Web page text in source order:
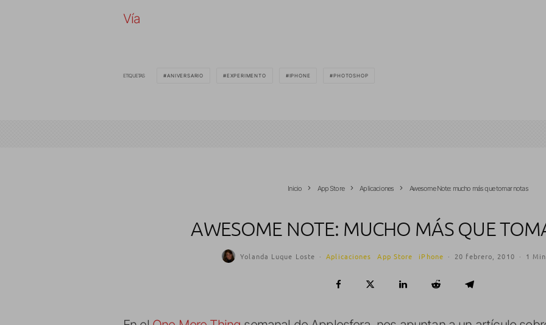
Vía
ETIQUETAS ANIVERSARIO EXPERIMENTO IPHONE PHOTOSHOP
Inicio App Store Aplicaciones Awesome Note: mucho más que tomar notas
AWESOME NOTE: MUCHO MÁS QUE
Yolanda Luque Loste · Aplicaciones App Store iPhone · 20 febrero, 2010 · 1